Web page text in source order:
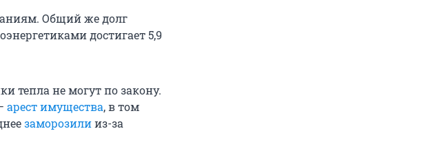
Общий же долг
достигает 5,9
тепла не могут по закону.
арест имущества, в том
заморозилииз-за